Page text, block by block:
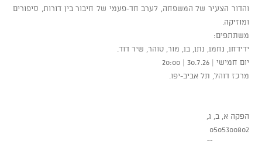
והדור הצעיר של המשפחה, לערב חד-פעמי של חיבור בין דורות, סיפורים
ומוזיקה.
משתתפים:
ידידחן, נחמן, נתן, בן, מור, טוהר, שיר דוד.
יום חמישי | 30.7.26 | 20:00
מרכז דוהל, תל אביב-יפו.
הפקה א, ב, ג,
0505300802